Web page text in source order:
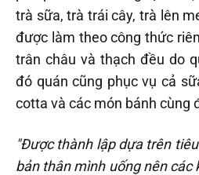
trà sữa, trà trái cây, trà lên
được làm theo công thức
trân châu và thạch đều do
đó quán cũng phục vụ cả
cotta và các món bánh cùng
"Được thành lập dựa trên
bản thân mình uốngnên các